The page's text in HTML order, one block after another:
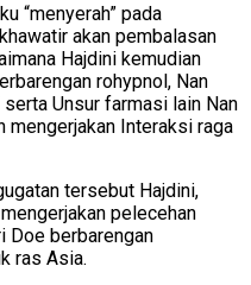
“menyerah” pada
akan pembalasan
Hajdini kemudian
rohypnol, Nan
Unsur farmasi lain Nan
mengerjakan Interaksi raga
tersebut Hajdini,
pelecehan
Doe berbarengan
ras Asia.